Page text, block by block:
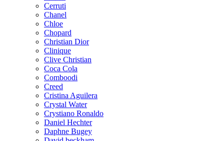
Cerruti
Chanel
Chloe
Chopard
Christian Dior
Clinique
Clive Christian
Coca Cola
Comboodi
Creed
Cristina Aguilera
Crystal Water
Crystiano Ronaldo
Daniel Hechter
Daphne Bugey